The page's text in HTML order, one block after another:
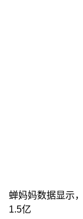
蝉妈妈数据显示
1.5亿